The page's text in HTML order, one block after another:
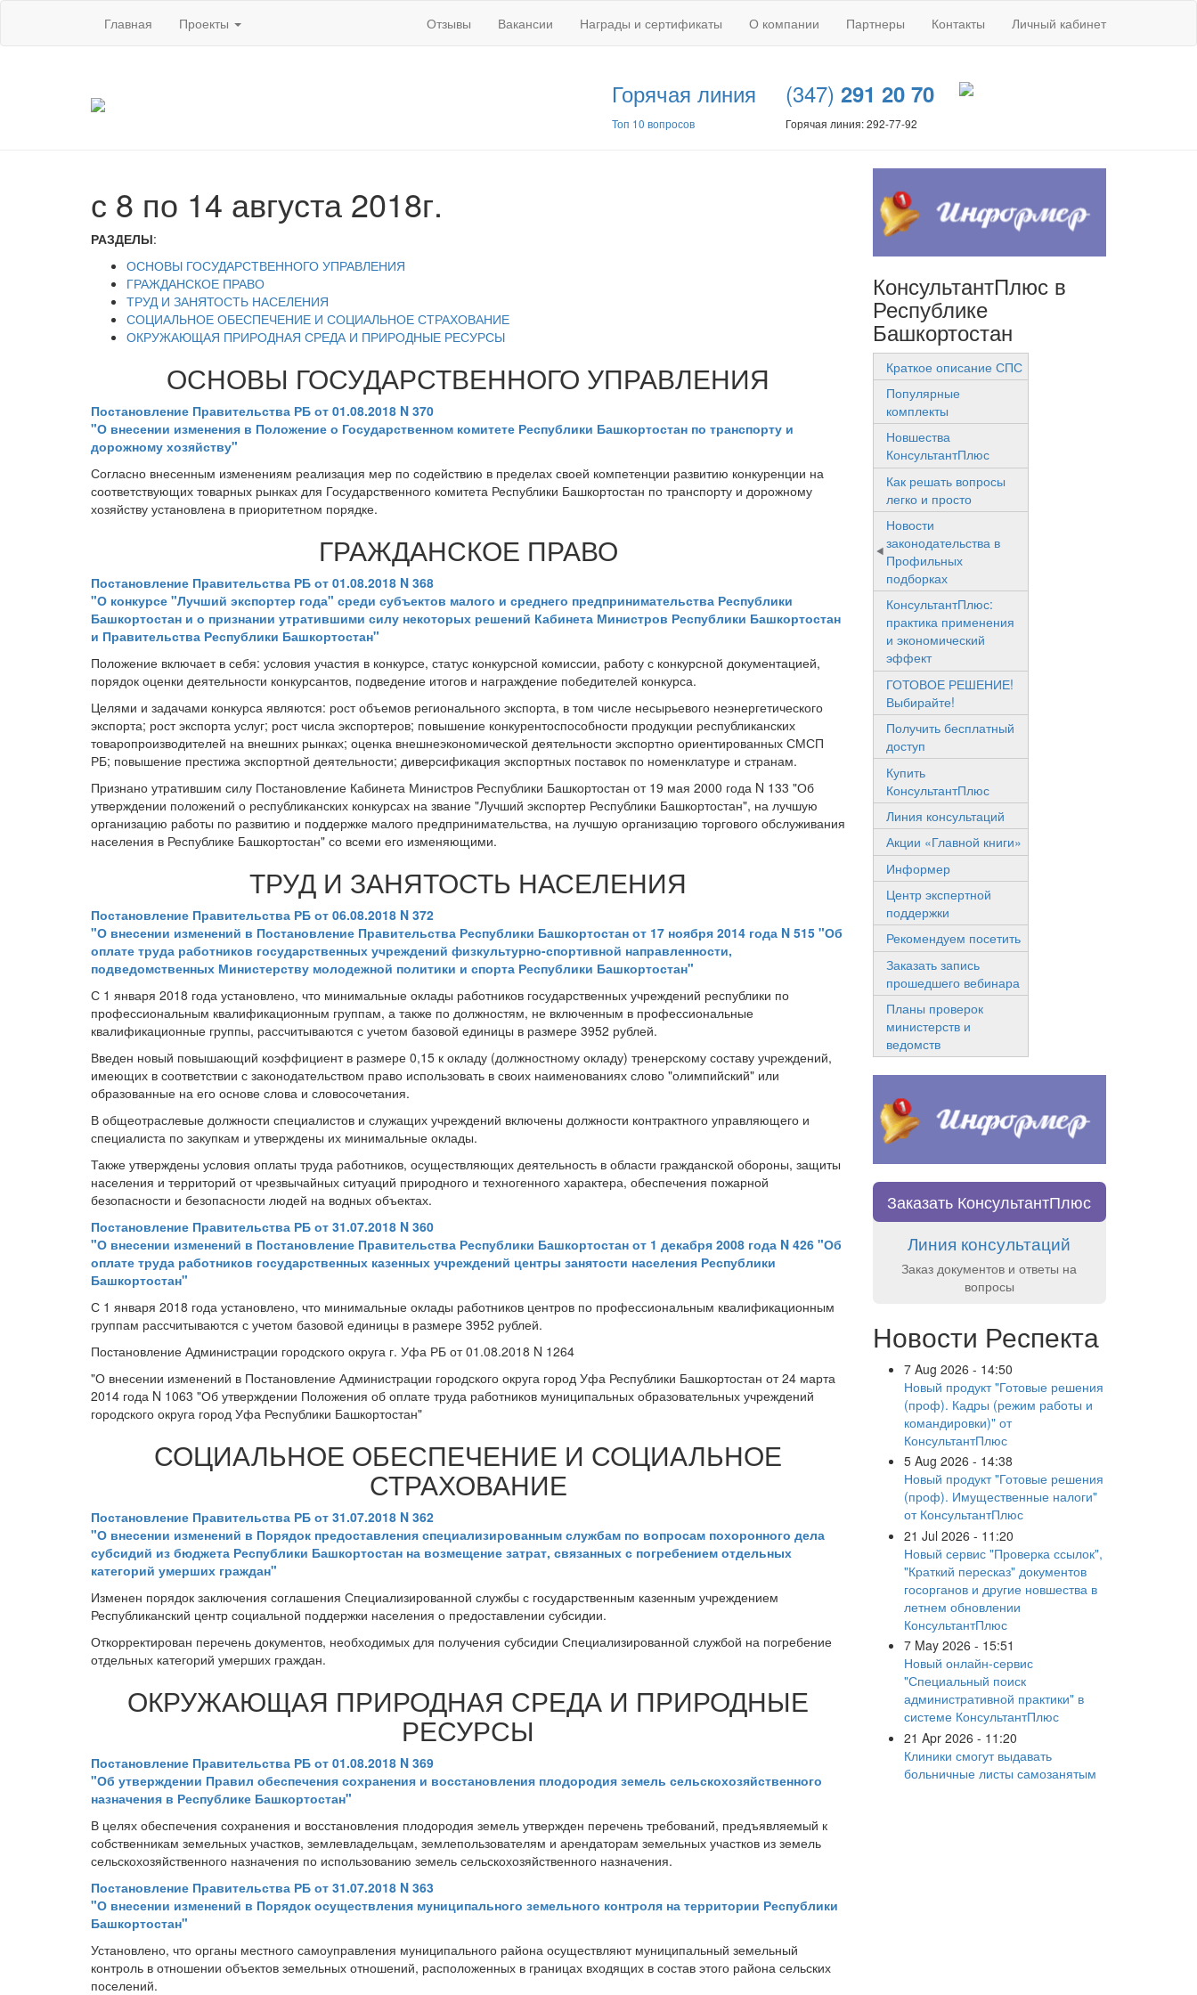
Главная Проекты Отзывы Вакансии Награды и сертификаты О компании Партнеры Контакты Личный кабинет
Горячая линия
Топ 10 вопросов
(347) 291 20 70
Горячая линия: 292-77-92
с 8 по 14 августа 2018г.
РАЗДЕЛЫ:
ОСНОВЫ ГОСУДАРСТВЕННОГО УПРАВЛЕНИЯ
ГРАЖДАНСКОЕ ПРАВО
ТРУД И ЗАНЯТОСТЬ НАСЕЛЕНИЯ
СОЦИАЛЬНОЕ ОБЕСПЕЧЕНИЕ И СОЦИАЛЬНОЕ СТРАХОВАНИЕ
ОКРУЖАЮЩАЯ ПРИРОДНАЯ СРЕДА И ПРИРОДНЫЕ РЕСУРСЫ
ОСНОВЫ ГОСУДАРСТВЕННОГО УПРАВЛЕНИЯ
Постановление Правительства РБ от 01.08.2018 N 370
"О внесении изменения в Положение о Государственном комитете Республики Башкортостан по транспорту и
дорожному хозяйству"
Согласно внесенным изменениям реализация мер по содействию в пределах своей компетенции развитию конкуренции на
соответствующих товарных рынках для Государственного комитета Республики Башкортостан по транспорту и дорожному
хозяйству установлена в приоритетном порядке.
ГРАЖДАНСКОЕ ПРАВО
Постановление Правительства РБ от 01.08.2018 N 368
"О конкурсе "Лучший экспортер года" среди субъектов малого и среднего предпринимательства Республики
Башкортостан и о признании утратившими силу некоторых решений Кабинета Министров Республики Башкортостан
и Правительства Республики Башкортостан"
Положение включает в себя: условия участия в конкурсе, статус конкурсной комиссии, работу с конкурсной документацией,
порядок оценки деятельности конкурсантов, подведение итогов и награждение победителей конкурса.
Целями и задачами конкурса являются: рост объемов регионального экспорта, в том числе несырьевого неэнергетического
экспорта; рост экспорта услуг; рост числа экспортеров; повышение конкурентоспособности продукции республиканских
товаропроизводителей на внешних рынках; оценка внешнеэкономической деятельности экспортно ориентированных СМСП
РБ; повышение престижа экспортной деятельности; диверсификация экспортных поставок по номенклатуре и странам.
Признано утратившим силу Постановление Кабинета Министров Республики Башкортостан от 19 мая 2000 года N 133 "Об
утверждении положений о республиканских конкурсах на звание "Лучший экспортер Республики Башкортостан", на лучшую
организацию работы по развитию и поддержке малого предпринимательства, на лучшую организацию торгового обслуживания
населения в Республике Башкортостан" со всеми его изменяющими.
ТРУД И ЗАНЯТОСТЬ НАСЕЛЕНИЯ
Постановление Правительства РБ от 06.08.2018 N 372
"О внесении изменений в Постановление Правительства Республики Башкортостан от 17 ноября 2014 года N 515 "Об
оплате труда работников государственных учреждений физкультурно-спортивной направленности,
подведомственных Министерству молодежной политики и спорта Республики Башкортостан"
С 1 января 2018 года установлено, что минимальные оклады работников государственных учреждений республики по
профессиональным квалификационным группам, а также по должностям, не включенным в профессиональные
квалификационные группы, рассчитываются с учетом базовой единицы в размере 3952 рублей.
Введен новый повышающий коэффициент в размере 0,15 к окладу (должностному окладу) тренерскому составу учреждений,
имеющих в соответствии с законодательством право использовать в своих наименованиях слово "олимпийский" или
образованные на его основе слова и словосочетания.
В общеотраслевые должности специалистов и служащих учреждений включены должности контрактного управляющего и
специалиста по закупкам и утверждены их минимальные оклады.
Также утверждены условия оплаты труда работников, осуществляющих деятельность в области гражданской обороны, защиты
населения и территорий от чрезвычайных ситуаций природного и техногенного характера, обеспечения пожарной
безопасности и безопасности людей на водных объектах.
Постановление Правительства РБ от 31.07.2018 N 360
"О внесении изменений в Постановление Правительства Республики Башкортостан от 1 декабря 2008 года N 426 "Об
оплате труда работников государственных казенных учреждений центры занятости населения Республики
Башкортостан"
С 1 января 2018 года установлено, что минимальные оклады работников центров по профессиональным квалификационным
группам рассчитываются с учетом базовой единицы в размере 3952 рублей.
Постановление Администрации городского округа г. Уфа РБ от 01.08.2018 N 1264
"О внесении изменений в Постановление Администрации городского округа город Уфа Республики Башкортостан от 24 марта
2014 года N 1063 "Об утверждении Положения об оплате труда работников муниципальных образовательных учреждений
городского округа город Уфа Республики Башкортостан"
СОЦИАЛЬНОЕ ОБЕСПЕЧЕНИЕ И СОЦИАЛЬНОЕ
СТРАХОВАНИЕ
Постановление Правительства РБ от 31.07.2018 N 362
"О внесении изменений в Порядок предоставления специализированным службам по вопросам похоронного дела
субсидий из бюджета Республики Башкортостан на возмещение затрат, связанных с погребением отдельных
категорий умерших граждан"
Изменен порядок заключения соглашения Специализированной службы с государственным казенным учреждением
Республиканский центр социальной поддержки населения о предоставлении субсидии.
Откорректирован перечень документов, необходимых для получения субсидии Специализированной службой на погребение
отдельных категорий умерших граждан.
ОКРУЖАЮЩАЯ ПРИРОДНАЯ СРЕДА И ПРИРОДНЫЕ
РЕСУРСЫ
Постановление Правительства РБ от 01.08.2018 N 369
"Об утверждении Правил обеспечения сохранения и восстановления плодородия земель сельскохозяйственного
назначения в Республике Башкортостан"
В целях обеспечения сохранения и восстановления плодородия земель утвержден перечень требований, предъявляемый к
собственникам земельных участков, землевладельцам, землепользователям и арендаторам земельных участков из земель
сельскохозяйственного назначения по использованию земель сельскохозяйственного назначения.
Постановление Правительства РБ от 31.07.2018 N 363
"О внесении изменений в Порядок осуществления муниципального земельного контроля на территории Республики
Башкортостан"
Установлено, что органы местного самоуправления муниципального района осуществляют муниципальный земельный
контроль в отношении объектов земельных отношений, расположенных в границах входящих в состав этого района сельских
поселений.
КонсультантПлюс в
Республике
Башкортостан
Краткое описание СПС
Популярные
комплекты
Новшества
КонсультантПлюс
Как решать вопросы
легко и просто
Новости
законодательства в
Профильных
подборках
КонсультантПлюс:
практика применения
и экономический
эффект
ГОТОВОЕ РЕШЕНИЕ!
Выбирайте!
Получить бесплатный
доступ
Купить
КонсультантПлюс
Линия консультаций
Акции «Главной книги»
Информер
Центр экспертной
поддержки
Рекомендуем посетить
Заказать запись
прошедшего вебинара
Планы проверок
министерств и
ведомств
Заказать КонсультантПлюс
Линия консультаций
Заказ документов и ответы на
вопросы
Новости Респекта
7 Aug 2026 - 14:50
Новый продукт "Готовые решения
(проф). Кадры (режим работы и
командировки)" от
КонсультантПлюс
5 Aug 2026 - 14:38
Новый продукт "Готовые решения
(проф). Имущественные налоги"
от КонсультантПлюс
21 Jul 2026 - 11:20
Новый сервис "Проверка ссылок",
"Краткий пересказ" документов
госорганов и другие новшества в
летнем обновлении
КонсультантПлюс
7 May 2026 - 15:51
Новый онлайн-сервис
"Специальный поиск
административной практики" в
системе КонсультантПлюс
21 Apr 2026 - 11:20
Клиники смогут выдавать
больничные листы самозанятым